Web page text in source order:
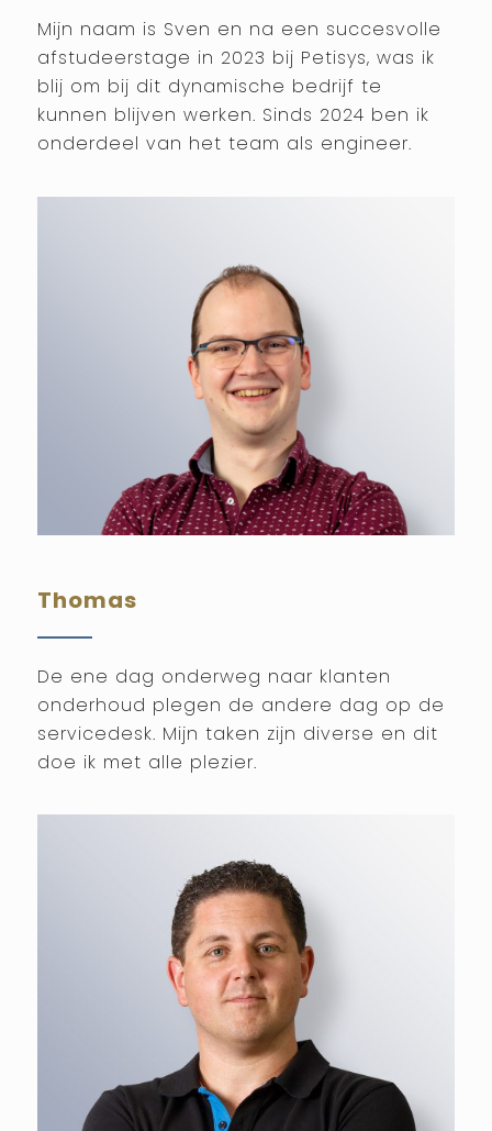
Mijn naam is Sven en na een succesvolle
afstudeerstage in 2023 bij Petisys, was ik
blij om bij dit dynamische bedrijf te
kunnen blijven werken. Sinds 2024 ben ik
onderdeel van het team als engineer.
Thomas
De ene dag onderweg naar klanten
onderhoud plegen de andere dag op de
servicedesk. Mijn taken zijn diverse en dit
doe ik met alle plezier.